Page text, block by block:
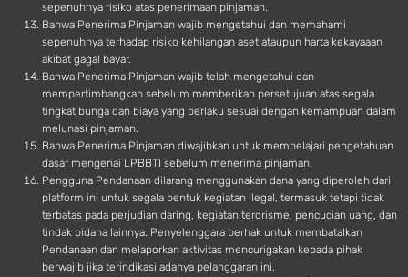
sepenuhnya risiko atas penerimaan pinjaman.
Bahwa Penerima Pinjaman wajib mengetahui dan memahami
sepenuhnya terhadap risiko kehilangan aset ataupun harta kekayaaan
akibat gagal bayar.
Bahwa Penerima Pinjaman wajib telah mengetahui dan
mempertimbangkan sebelum memberikan persetujuan atas segala
tingkat bunga dan biaya yang berlaku sesuai dengan kemampuan dalam
melunasi pinjaman.
Bahwa Penerima Pinjaman diwajibkan untuk mempelajari pengetahuan
dasar mengenai LPBBTI sebelum menerima pinjaman.
Pengguna Pendanaan dilarang menggunakan dana yang diperoleh dari
platform ini untuk segala bentuk kegiatan ilegal, termasuk tetapi tidak
terbatas pada perjudian daring, kegiatan terorisme, pencucian uang, dan
tindak pidana lainnya. Penyelenggara berhak untuk membatalkan
Pendanaan dan melaporkan aktivitas mencurigakan kepada pihak
berwajib jika terindikasi adanya pelanggaran ini.